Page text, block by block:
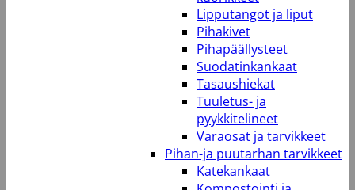
Lipputangot ja liput
Pihakivet
Pihapäällysteet
Suodatinkankaat
Tasaushiekat
Tuuletus- ja
pyykkitelineet
Varaosat ja tarvikkeet
Pihan-ja puutarhan tarvikkeet
Katekankaat